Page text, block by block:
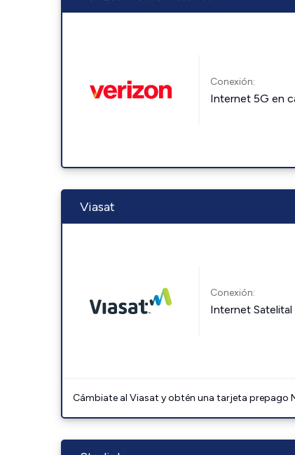
Conexión:
Internet 5G en
Viasat
Conexión:
Internet Satelital
Cámbiate al Viasat y obtén una tarjeta